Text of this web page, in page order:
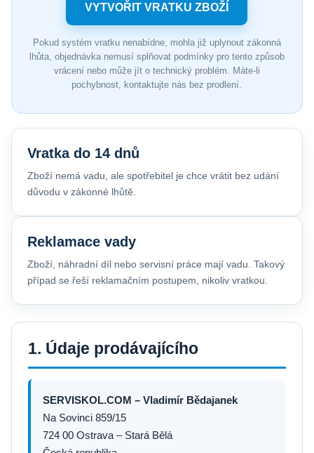
VYTVOŘIT VRATKU ZBOŽÍ
Pokud systém vratku nenabídne, mohla již uplynout zákonná
lhůta, objednávka nemusí splňovat podmínky pro tento způsob
vrácení nebo může jít o technický problém. Máte-li
pochybnost, kontaktujte nás bez prodlení.
Vratka do 14 dnů
Zboží nemá vadu, ale spotřebitel je chce vrátit bez udání
důvodu v zákonné lhůtě.
Reklamace vady
Zboží, náhradní díl nebo servisní práce mají vadu. Takový
případ se řeší reklamačním postupem, nikoliv vratkou.
1. Údaje prodávajícího
SERVISKOL.COM – Vladimír Bědajanek
Na Sovinci 859/15
724 00 Ostrava – Stará Bělá